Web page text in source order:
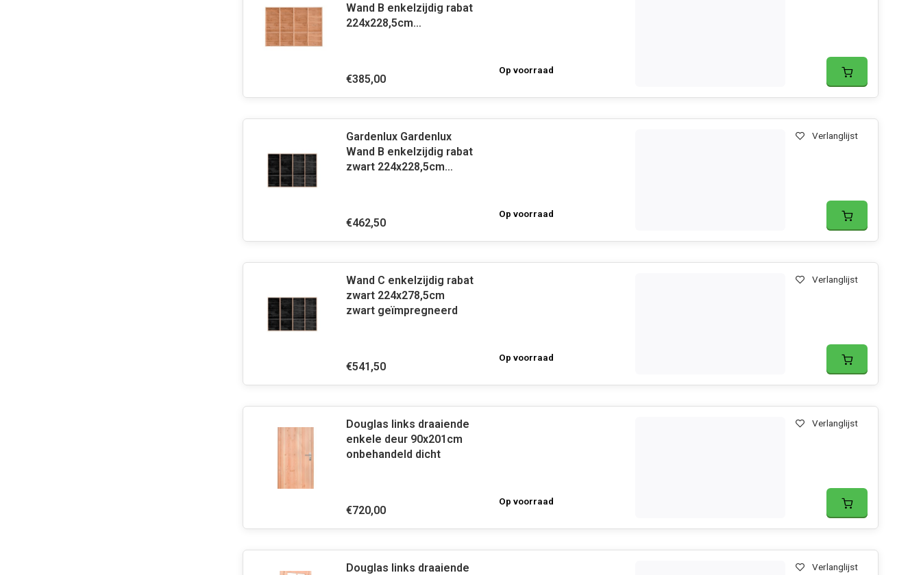
Wand B enkelzijdig rabat
224x228,5cm
€385,00
Op voorraad
Gardenlux Gardenlux
Wand B enkelzijdig rabat
zwart 224x228,5cm
€462,50
Op voorraad
Verlanglijst
Wand C enkelzijdig rabat
zwart 224x278,5cm
zwart geïmpregneerd
€541,50
Op voorraad
Verlanglijst
Douglas links draaiende
enkele deur 90x201cm
onbehandeld dicht
€720,00
Op voorraad
Verlanglijst
Douglas links draaiende
Verlanglijst